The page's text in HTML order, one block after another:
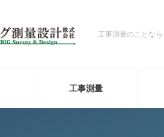
工事測量のことな
工事測量